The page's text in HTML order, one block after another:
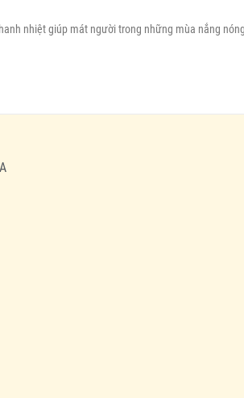
nhiệt giúp mát người trong những mùa nắng nóng